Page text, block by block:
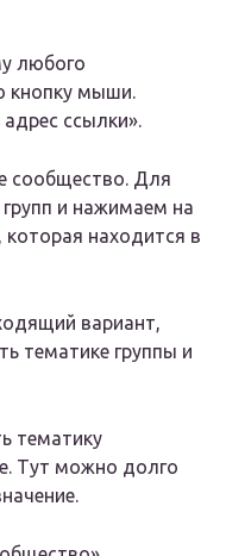
любого
кнопку мыши.
ссылки».
сообщество. Для
и нажимаем на
находится в
вариант,
тематике группы и
тематику
Тут можно долго